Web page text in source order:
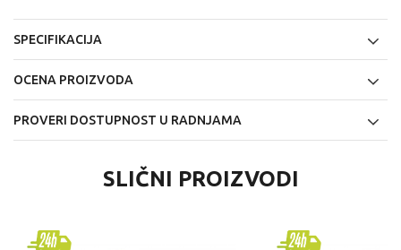
SPECIFIKACIJA
OCENA PROIZVODA
PROVERI DOSTUPNOST U RADNJAMA
SLIČNI PROIZVODI